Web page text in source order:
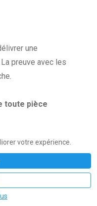
une
preuve avec les
toute pièce
luxe, on apprécie
carrosserie et la
sans l’autre.
luxe, c’est
d’attente. De
projet client
votre expérience.